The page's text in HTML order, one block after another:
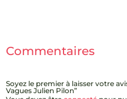
Commentaires
Soyez le premier à laisser votre
Vagues Julien Pilon”